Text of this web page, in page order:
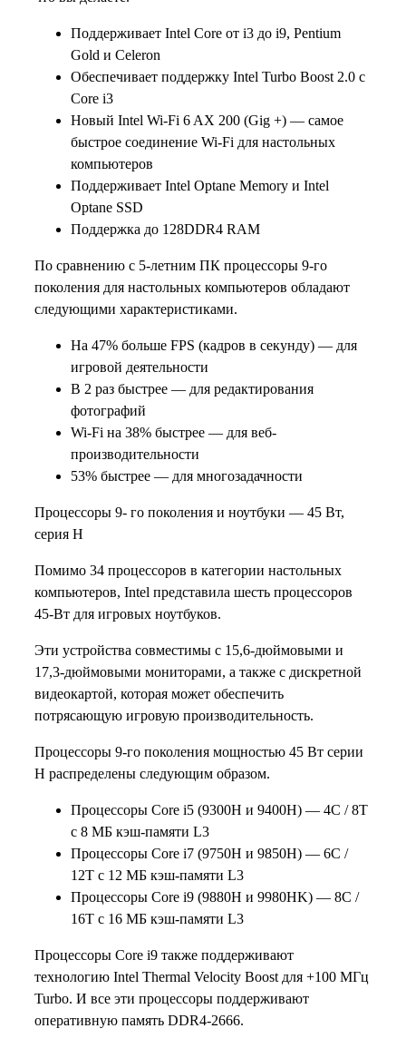
Поддерживает Intel Core от i3 до i9, Pentium
Gold и Celeron
Обеспечивает поддержку Intel Turbo Boost 2.0 с
Core i3
Новый Intel Wi-Fi 6 AX 200 (Gig +) — самое
быстрое соединение Wi-Fi для настольных
компьютеров
Поддерживает Intel Optane Memory и Intel
Optane SSD
Поддержка до 128DDR4 RAM
По сравнению с 5-летним ПК процессоры 9-го
поколения для настольных компьютеров обладают
следующими характеристиками.
На 47% больше FPS (кадров в секунду) — для
игровой деятельности
В 2 раз быстрее — для редактирования
фотографий
Wi-Fi на 38% быстрее — для веб-
производительности
53% быстрее — для многозадачности
Процессоры 9- го поколения и ноутбуки — 45 Вт,
серия H
Помимо 34 процессоров в категории настольных
компьютеров, Intel представила шесть процессоров
45-Вт для игровых ноутбуков.
Эти устройства совместимы с 15,6-дюймовыми и
17,3-дюймовыми мониторами, а также с дискретной
видеокартой, которая может обеспечить
потрясающую игровую производительность.
Процессоры 9-го поколения мощностью 45 Вт серии
H распределены следующим образом.
Процессоры Core i5 (9300H и 9400H) — 4C / 8T
с 8 МБ кэш-памяти L3
Процессоры Core i7 (9750H и 9850H) — 6C /
12T с 12 МБ кэш-памяти L3
Процессоры Core i9 (9880H и 9980HK) — 8C /
16T с 16 МБ кэш-памяти L3
Процессоры Core i9 также поддерживают
технологию Intel Thermal Velocity Boost для +100 МГц
Turbo. И все эти процессоры поддерживают
оперативную память DDR4-2666.